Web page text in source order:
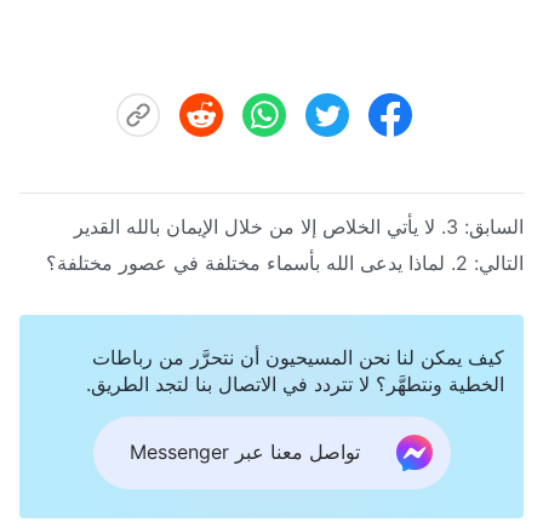
السابق: 3. لا يأتي الخلاص إلا من خلال الإيمان بالله القدير
التالي: 2. لماذا يدعى الله بأسماء مختلفة في عصور مختلفة؟
كيف يمكن لنا نحن المسيحيون أن نتحرَّر من رباطات
الخطية ونتطهَّر؟ لا تتردد في الاتصال بنا لتجد الطريق.
تواصل معنا عبر Messenger